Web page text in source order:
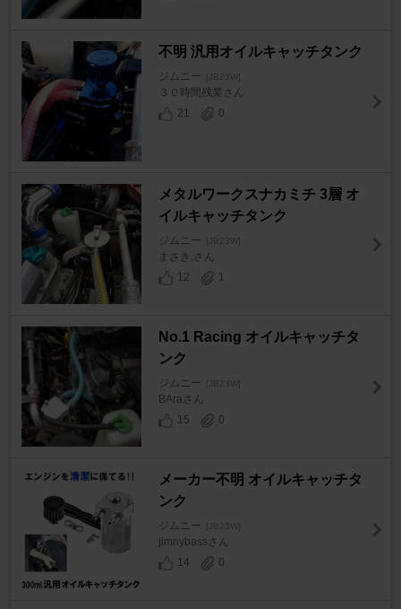
不明 汎用オイルキャッチタンク
ジムニー [JB23W]
３０時間残業さん
21
0
メタルワークスナカミチ 3層 オ
イルキャッチタンク
ジムニー [JB23W]
まさき.さん
12
1
No.1 Racing オイルキャッチタ
ンク
ジムニー [JB23W]
BAraさん
15
0
メーカー不明 オイルキャッチタ
ンク
ジムニー [JB23W]
jimnybassさん
14
0